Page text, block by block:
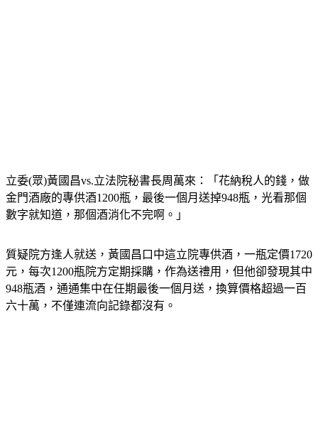
立委(眾)黃國昌vs.立法院秘書長周萬來：「花納稅人的錢，做
金門酒廠的專供酒1200瓶，最後一個月送掉948瓶，光看那個
質疑院方逢人就送，黃國昌口中這立院專供酒，一瓶定價1720
元，每次1200瓶院方定期採購，作為送禮用，但他卻發現其中
948瓶酒，通通集中在任期最後一個月送，換算價格超過一百